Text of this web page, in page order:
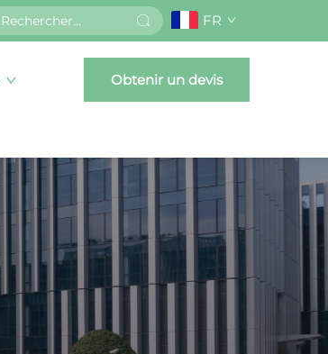
FR
Obtenir un devis